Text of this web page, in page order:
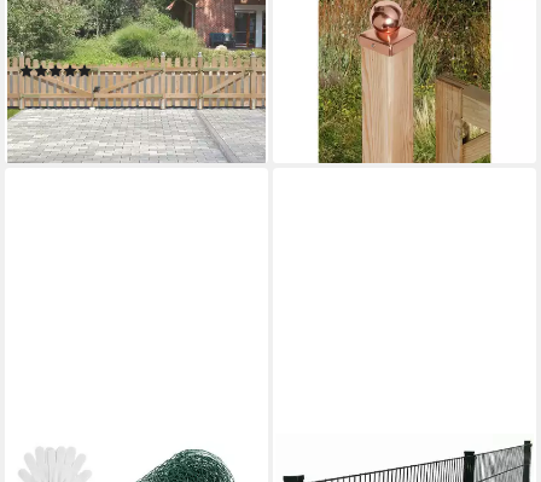
Gartentorverschluss, verzinkt,
155x60 mm, (1-tlg)
(3)
21,44 €
lieferbar - in 9-11 Werktagen bei
dir
Flechtzaunhalter, L-Form,
verzinkt 83x32
1,06 €
lieferbar - in 2-3 Werktagen bei dir